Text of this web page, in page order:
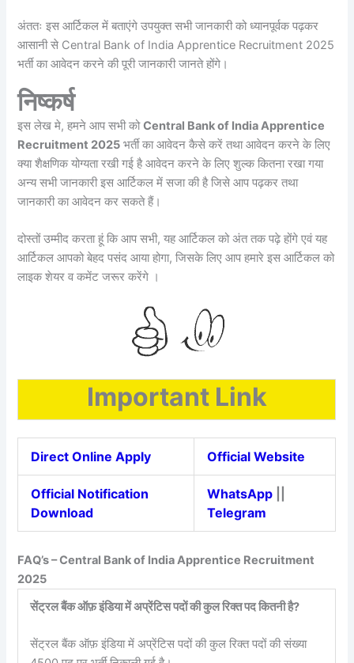
अंततः इस आर्टिकल में बताएंगे उपयुक्त सभी जानकारी को ध्यानपूर्वक पढ़कर
आसानी से Central Bank of India Apprentice Recruitment 2025
भर्ती का आवेदन करने की पूरी जानकारी जानते होंगे।
निष्कर्ष
इस लेख मे, हमने आप सभी कोCentral Bank of India Apprentice
Recruitment 2025 भर्ती का आवेदन कैसे करें तथा आवेदन करने के लिए
क्या शैक्षणिक योग्यता रखी गई है आवेदन करने के लिए शुल्क कितना रखा गया
अन्य सभी जानकारी इस आर्टिकल में सजा की है जिसे आप पढ़कर तथा
जानकारी का आवेदन कर सकते हैं।
दोस्तों उम्मीद करता हूं कि आप सभी, यह आर्टिकल को अंत तक पढ़े होंगे एवं यह
आर्टिकल आपको बेहद पसंद आया होगा, जिसके लिए आप हमारे इस आर्टिकल को
लाइक शेयर व कमेंट जरूर करेंगे ।
Important Link
Direct Online Apply Official Website
Official Notification
Download
WhatsApp
Telegram
FAQ’s – Central Bank of India Apprentice Recruitment
2025
सेंट्रल बैंक ऑफ़ इंडिया में अप्रेंटिस पदों की कुल रिक्त पद कितनी है?
सेंट्रल बैंक ऑफ़ इंडिया में अप्रेंटिस पदों की कुल रिक्त पदों की संख्या